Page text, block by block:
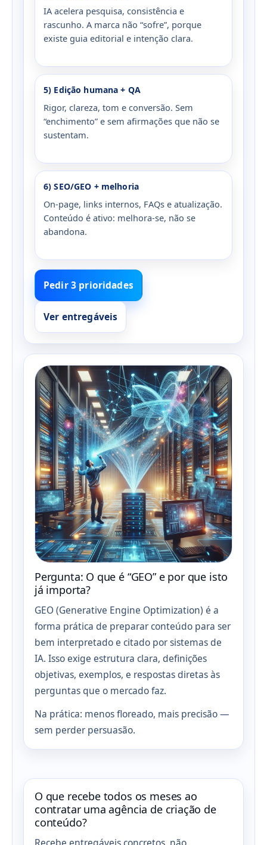
IA acelera pesquisa, consistência e
rascunho. A marca não “sofre”, porque
existe guia editorial e intenção clara.
5) Edição humana + QA
Rigor, clareza, tom e conversão. Sem
“enchimento” e sem afirmações que não se
sustentam.
6) SEO/GEO + melhoria
On-page, links internos, FAQs e atualização.
Conteúdo é ativo: melhora-se, não se
abandona.
Pedir 3 prioridades
Ver entregáveis
Pergunta: O que é “GEO” e por que isto
já importa?
GEO (Generative Engine Optimization) é a
forma prática de preparar conteúdo para ser
bem interpretado e citado por sistemas de
IA. Isso exige estrutura clara, definições
objetivas, exemplos, e respostas diretas às
perguntas que o mercado faz.
Na prática: menos floreado, mais precisão —
sem perder persuasão.
O que recebe todos os meses ao
contratar uma agência de criação de
conteúdo?